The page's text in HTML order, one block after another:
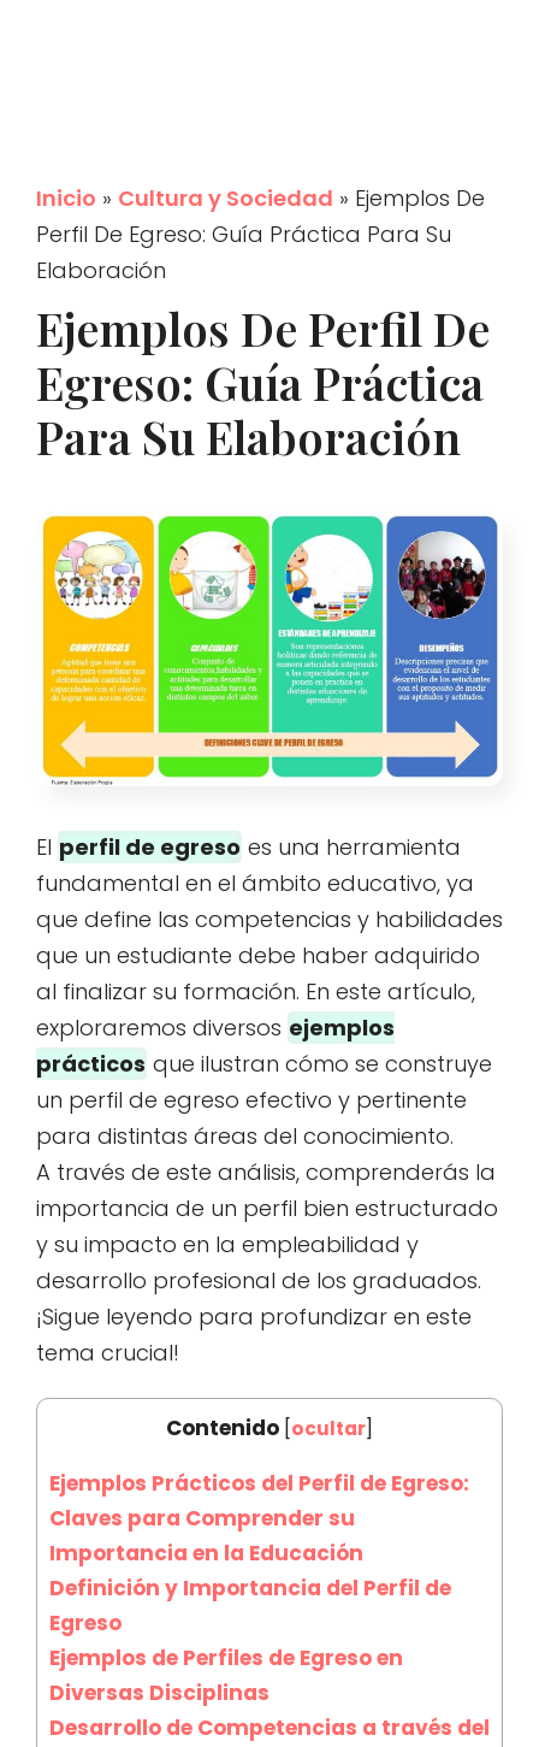
Inicio » Cultura y Sociedad » Ejemplos De
Perfil De Egreso: Guía Práctica Para Su
Elaboración
Ejemplos De Perfil De
Egreso: Guía Práctica
Para Su Elaboración
El perfil de egreso es una herramienta
fundamental en el ámbito educativo, ya
que define las competencias y habilidades
que un estudiante debe haber adquirido
al finalizar su formación. En este artículo,
exploraremos diversos ejemplos
prácticos que ilustran cómo se construye
un perfil de egreso efectivo y pertinente
para distintas áreas del conocimiento.
A través de este análisis, comprenderás la
importancia de un perfil bien estructurado
y su impacto en la empleabilidad y
desarrollo profesional de los graduados.
¡Sigue leyendo para profundizar en este
tema crucial!
Contenido ocultar
Ejemplos Prácticos del Perfil de Egreso:
Claves para Comprender su
Importancia en la Educación
Definición y Importancia del Perfil de
Egreso
Ejemplos de Perfiles de Egreso en
Diversas Disciplinas
Desarrollo de Competencias a través del